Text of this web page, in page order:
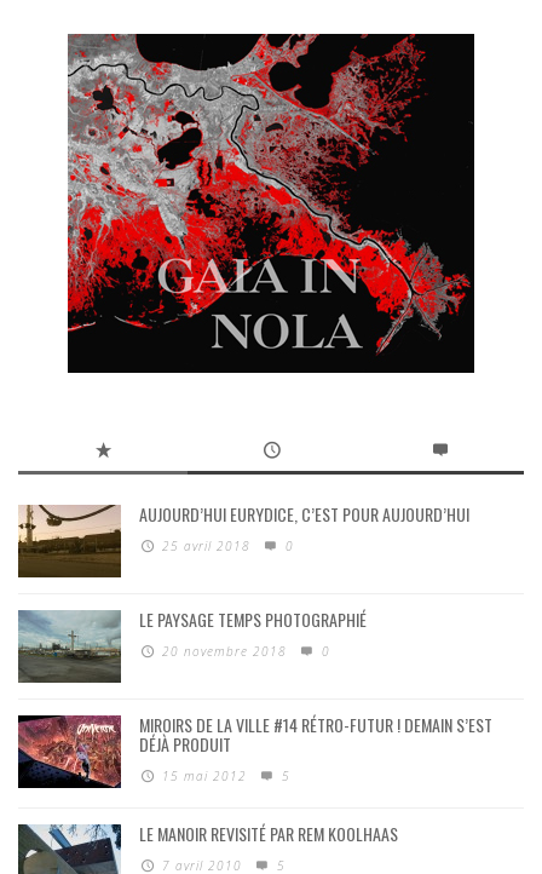
AUJOURD’HUI EURYDICE, C’EST POUR AUJOURD’HUI
25 avril 2018 0
LE PAYSAGE TEMPS PHOTOGRAPHIÉ
20 novembre 2018 0
MIROIRS DE LA VILLE #14 RÉTRO-FUTUR ! DEMAIN S’EST
DÉJÀ PRODUIT
15 mai 2012 5
LE MANOIR REVISITÉ PAR REM KOOLHAAS
7 avril 2010 5